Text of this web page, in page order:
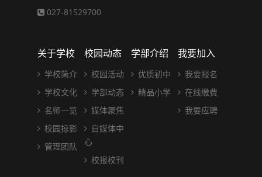
027-81529700
关于学校
学校简介
学校文化
名师一览
校园掠影
管理团队
校园动态
校园活动
学部动态
媒体聚焦
自媒体中
心
校报校刊
学部介绍
优质初中
精品小学
我要加入
我要报名
在线缴费
我要应聘